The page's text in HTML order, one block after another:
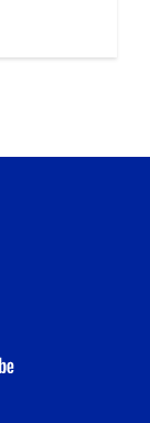
youtube-